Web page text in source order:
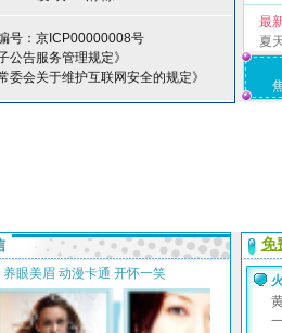
号：京ICP00000008号
公告服务管理规定》
委会关于维护互联网安全的规定》
最
夏